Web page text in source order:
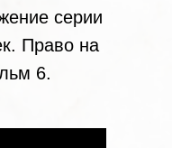
серии
Право на
6.